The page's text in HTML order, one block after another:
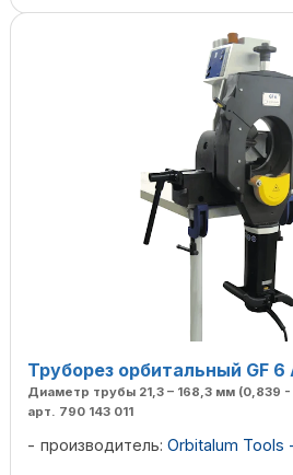
Труборез орбитальный GF 6
Диаметр трубы 21,3 – 168,3 мм (0,839
арт. 790 143 011
производитель: Orbitalum Tools